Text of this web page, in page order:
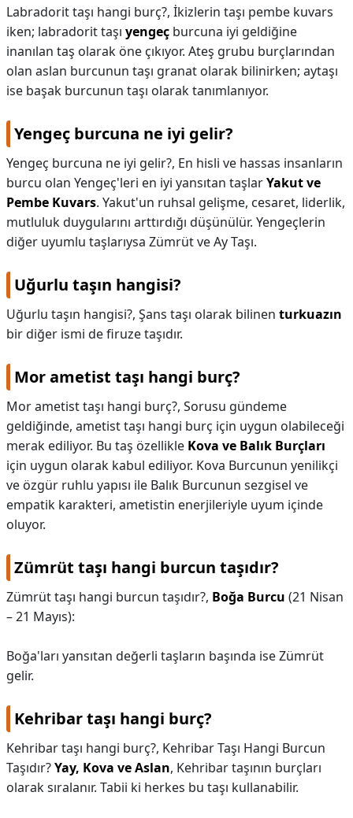
Labradorit taşı hangi burç?, İkizlerin taşı pembe kuvars
iken; labradorit taşı yengeç burcuna iyi geldiğine
inanılan taş olarak öne çıkıyor. Ateş grubu burçlarından
olan aslan burcunun taşı granat olarak bilinirken; aytaşı
ise başak burcunun taşı olarak tanımlanıyor.
Yengeç burcuna ne iyi gelir?
Yengeç burcuna ne iyi gelir?, En hisli ve hassas insanların
burcu olan Yengeç'leri en iyi yansıtan taşlarYakut ve
Pembe Kuvars. Yakut'un ruhsal gelişme, cesaret, liderlik,
mutluluk duygularını arttırdığı düşünülür. Yengeçlerin
diğer uyumlu taşlarıysa Zümrüt ve Ay Taşı.
Uğurlu taşın hangisi?
Uğurlu taşın hangisi?, Şans taşı olarak bilinen turkuazın
bir diğer ismi de firuze taşıdır.
Mor ametist taşı hangi burç?
Mor ametist taşı hangi burç?, Sorusu gündeme
geldiğinde, ametist taşı hangi burç için uygun olabileceği
merak ediliyor. Bu taş özellikle Kova ve Balık Burçları
için uygun olarak kabul ediliyor. Kova Burcunun yenilikçi
ve özgür ruhlu yapısı ile Balık Burcunun sezgisel ve
empatik karakteri, ametistin enerjileriyle uyum içinde
oluyor.
Zümrüt taşı hangi burcun taşıdır?
Zümrüt taşı hangi burcun taşıdır?, Boğa Burcu (21 Nisan
– 21 Mayıs):
Boğa'ları yansıtan değerli taşların başında ise Zümrüt
gelir.
Kehribar taşı hangi burç?
Kehribar taşı hangi burç?, Kehribar Taşı Hangi Burcun
Taşıdır?Yay, Kova ve Aslan, Kehribar taşının burçları
olarak sıralanır. Tabii ki herkes bu taşı kullanabilir.